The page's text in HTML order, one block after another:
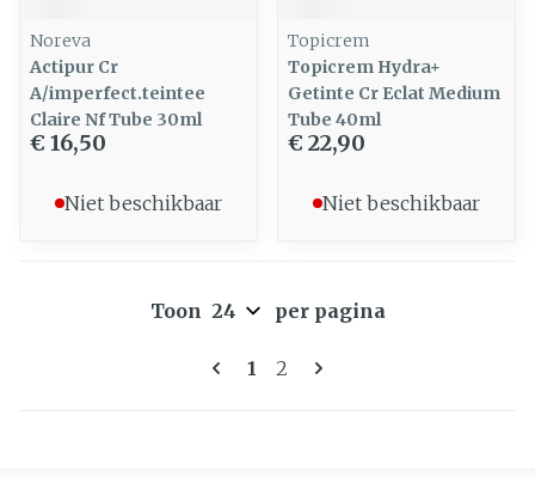
Noreva
Actipur Cr
A/imperfect.teintee
Claire Nf Tube 30ml
€ 16,50
Niet beschikbaar
Topicrem
Topicrem Hydra+
Getinte Cr Eclat Medium
Tube 40ml
€ 22,90
Niet beschikbaar
Pagina's
U lees momenteel pagina
1 Pagina
2
Toon per pagina